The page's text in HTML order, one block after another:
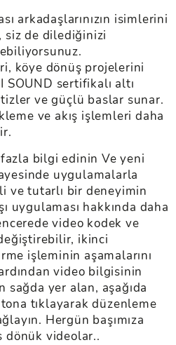
arkadaşlarınızın isimlerini
de dilediğinizi
köye dönüş projelerini
sertifikalı altı
ve güçlü baslar sunar.
ve akış işlemleri daha
bilgi edinin Ve yeni
uygulamalarla
ve tutarlı bir deneyimin
uygulaması hakkında daha
video kodek ve
ikinci
işleminin aşamalarını
video bilgisinin
yer alan, aşağıda
tıklayarak düzenleme
Hergün başımıza
dönük videolar..